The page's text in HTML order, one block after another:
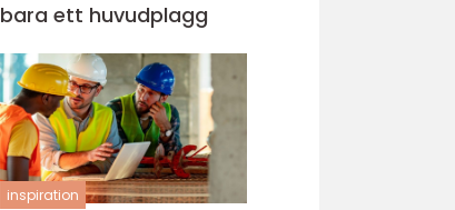
bara ett huvudplagg
inspiration